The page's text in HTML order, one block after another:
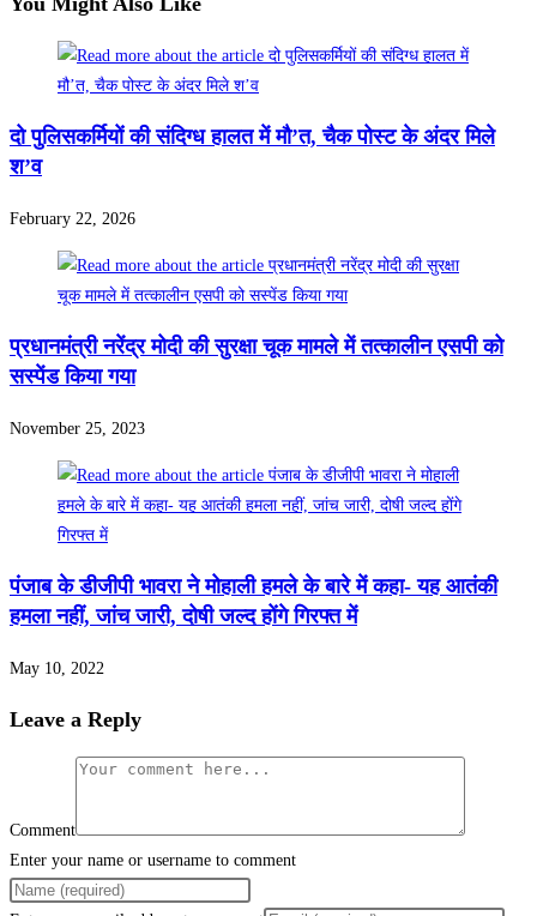
दो पुलिसकर्मियों की संदिग्ध हालत में मौ’त, चैक पोस्ट के अंदर मिले
श’व
February 22, 2026
प्रधानमंत्री नरेंद्र मोदी की सुरक्षा चूक मामले में तत्कालीन एसपी को
सस्पेंड किया गया
November 25, 2023
पंजाब के डीजीपी भावरा ने मोहाली हमले के बारे में कहा- यह आतंकी
हमला नहीं, जांच जारी, दोषी जल्द होंगे गिरफ्त में
May 10, 2022
Leave a Reply
Comment
Enter your name or username to comment